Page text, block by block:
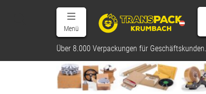
Menü
Über 8.000 Verpackungen für Geschäftskunden.